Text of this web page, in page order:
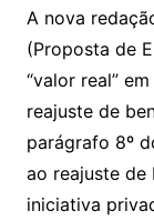
A nova
(Proposta de
“valor real”
reajuste de
parágrafo 8º
ao reajuste de
iniciativa